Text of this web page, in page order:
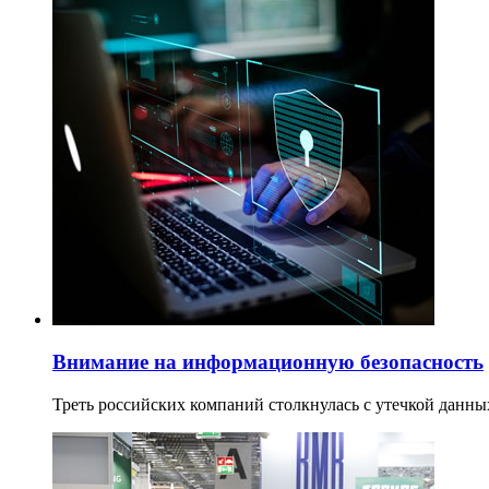
Внимание на информационную безопасность
Треть российских компаний столкнулась с утечкой